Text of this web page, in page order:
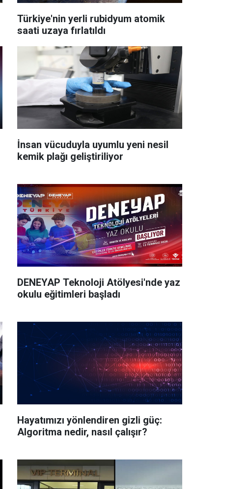
Türkiye'nin yerli rubidyum atomik
saati uzaya fırlatıldı
İnsan vücuduyla uyumlu yeni nesil
kemik plağı geliştiriliyor
DENEYAP Teknoloji Atölyesi'nde yaz
okulu eğitimleri başladı
Hayatımızı yönlendiren gizli güç:
Algoritma nedir, nasıl çalışır?